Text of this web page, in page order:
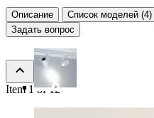
Описание
Список моделей (4)
Задать вопрос
Item 1 of 12